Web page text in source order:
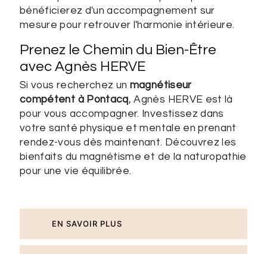
bénéficierez d'un accompagnement sur
mesure pour retrouver l'harmonie intérieure.
Prenez le Chemin du Bien-Être
avec Agnès HERVE
Si vous recherchez un magnétiseur
compétent à Pontacq, Agnès HERVE est là
pour vous accompagner. Investissez dans
votre santé physique et mentale en prenant
rendez-vous dès maintenant. Découvrez les
bienfaits du magnétisme et de la naturopathie
pour une vie équilibrée.
EN SAVOIR PLUS